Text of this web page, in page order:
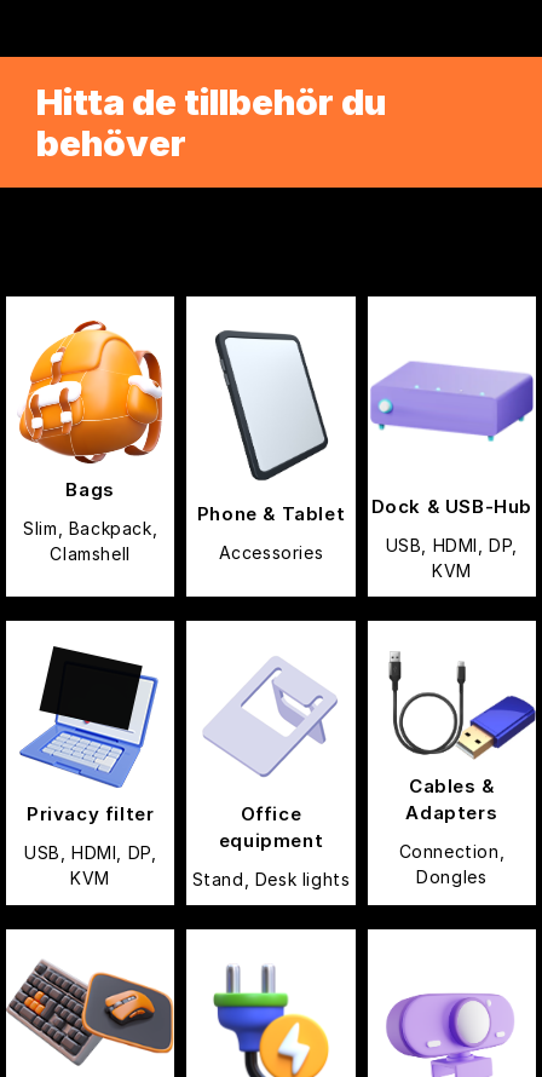
Hitta de tillbehör du
behöver
Bags
Slim, Backpack,
Clamshell
Phone & Tablet
Accessories
Dock & USB-Hub
USB, HDMI, DP,
KVM
Privacy filter
USB, HDMI, DP,
KVM
Office
equipment
Stand, Desk lights
Cables &
Adapters
Connection,
Dongles